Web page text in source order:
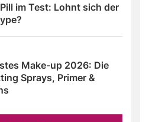
im Test: Lohnt sich der
Make-up 2026: Die
Sprays, Primer &